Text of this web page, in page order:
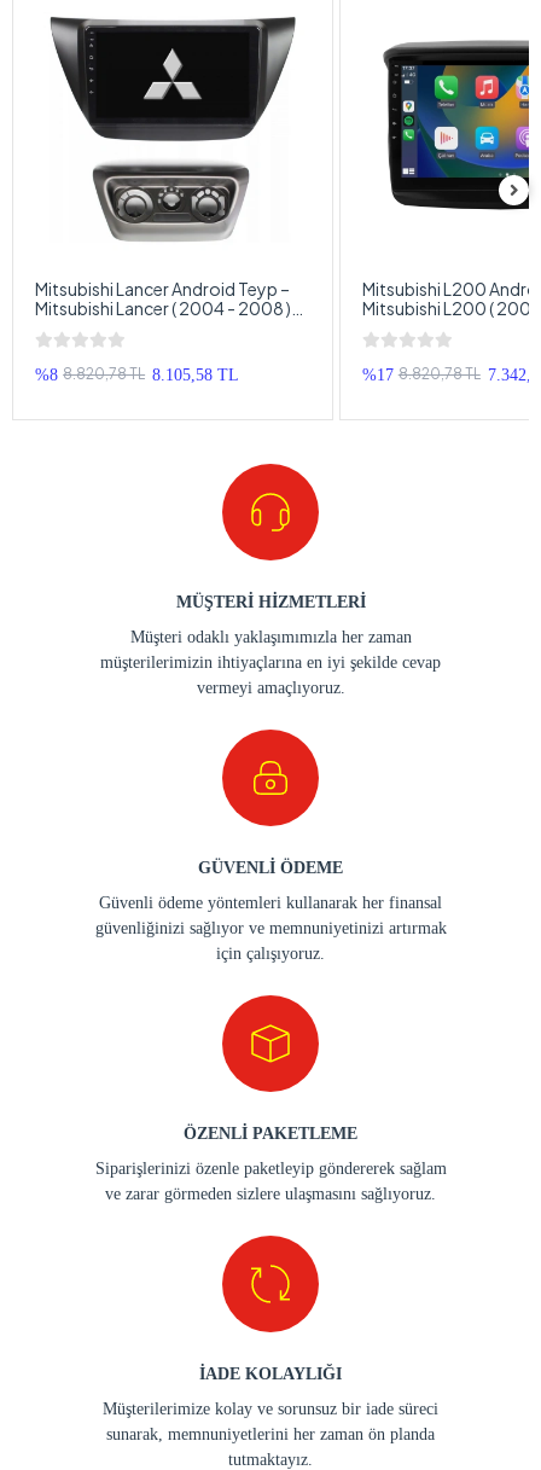
Mitsubishi Lancer Android Teyp –
Mitsubishi Lancer ( 2004 - 2008 )
Oem Android Multimedya –
Mitsubishi Lancer Android Double
Teyp
%8 8.820,78 TL 8.105,58 TL
Mitsubishi L200
Mitsubishi L200 (
Oem Android
Mitsubishi L200
Teyp
%17 8.820,78 TL
MÜŞTERİ HİZMETLERİ
Müşteri odaklı yaklaşımımızla her zaman
müşterilerimizin ihtiyaçlarına en iyi şekilde cevap
vermeyi amaçlıyoruz.
GÜVENLİ ÖDEME
Güvenli ödeme yöntemleri kullanarak her finansal
güvenliğinizi sağlıyor ve memnuniyetinizi artırmak
için çalışıyoruz.
ÖZENLİ PAKETLEME
Siparişlerinizi özenle paketleyip göndererek sağlam
ve zarar görmeden sizlere ulaşmasını sağlıyoruz.
İADE KOLAYLIĞI
Müşterilerimize kolay ve sorunsuz bir iade süreci
sunarak, memnuniyetlerini her zaman ön planda
tutmaktayız.